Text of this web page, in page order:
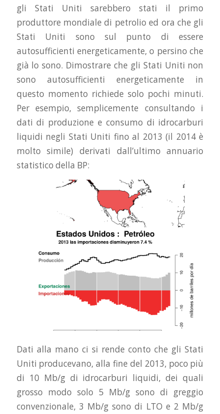
gli Stati Uniti sarebbero stati il primo
produttore mondiale di petrolio ed ora che gli
Stati Uniti sono sul punto di essere
autosufficienti energeticamente, o persino che
già lo sono. Dimostrare che gli Stati Uniti non
sono autosufficienti energeticamente in
questo momento richiede solo pochi minuti.
Per esempio, semplicemente consultando i
dati di produzione e consumo di idrocarburi
liquidi negli Stati Uniti fino al 2013 (il 2014 è
molto simile) derivati dall’ultimo annuario
statistico della BP:
Dati alla mano ci si rende conto che gli Stati
Uniti producevano, alla fine del 2013, poco più
di 10 Mb/g di idrocarburi liquidi, dei quali
grosso modo solo 5 Mb/g sono di greggio
convenzionale, 3 Mb/g sono di LTO e 2 Mb/g